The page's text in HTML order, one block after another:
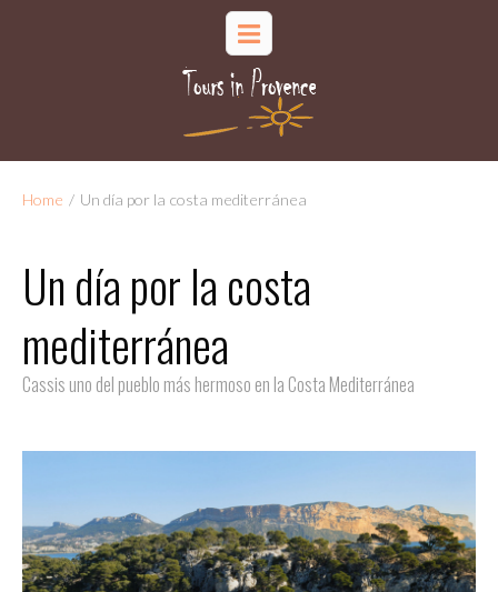
Home / Un día por la costa mediterránea
Un día por la costa
mediterránea
Cassis uno del pueblo más hermoso en la Costa Mediterránea